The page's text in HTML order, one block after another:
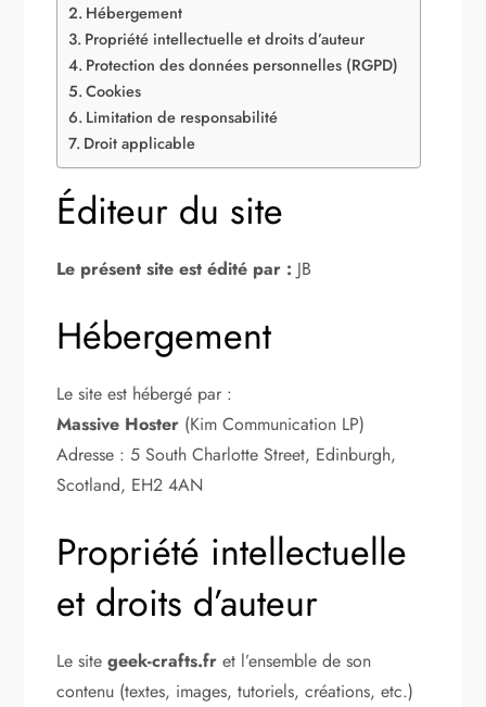
Hébergement
Propriété intellectuelle et droits d’auteur
Protection des données personnelles (RGPD)
Cookies
Limitation de responsabilité
Droit applicable
Éditeur du site
Le présent site est édité par : JB
Hébergement
Le site est hébergé par :
Massive Hoster (Kim Communication LP)
Adresse : 5 South Charlotte Street, Edinburgh,
Scotland, EH2 4AN
Propriété intellectuelle
et droits d’auteur
Le sitegeek-crafts.fr et l’ensemble de son
contenu (textes, images, tutoriels, créations, etc.)